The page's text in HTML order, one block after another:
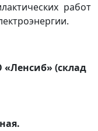
работ
(склад